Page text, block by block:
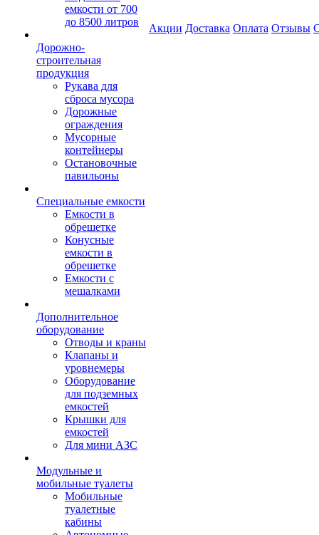
емкости от 700
до 8500 литров
Дорожно-
строительная
продукция
Рукава для
сброса мусора
Дорожные
ограждения
Мусорные
контейнеры
Остановочные
павильоны
Специальные емкости
Емкости в
обрешетке
Конусные
емкости в
обрешетке
Емкости с
мешалками
Дополнительное
оборудование
Отводы и краны
Клапаны и
уровнемеры
Оборудование
для подземных
емкостей
Крышки для
емкостей
Для мини АЗС
Модульные и
мобильные туалеты
Мобильные
туалетные
кабины
Акции Доставка Оплата Отзывы